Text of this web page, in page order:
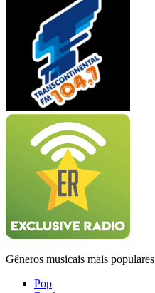
Gêneros musicais mais populares
Pop